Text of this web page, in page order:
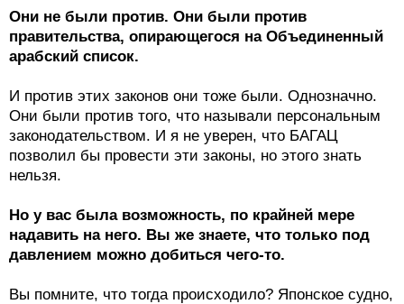
Они не были против. Они были против
правительства, опирающегося на Объединенный
арабский список.
И против этих законов они тоже были. Однозначно.
Они были против того, что называли персональным
законодательством. И я не уверен, что БАГАЦ
позволил бы провести эти законы, но этого знать
нельзя.
Но у вас была возможность, по крайней мере
надавить на него. Вы же знаете, что только под
давлением можно добиться чего-то.
Вы помните, что тогда происходило? Японское судно,